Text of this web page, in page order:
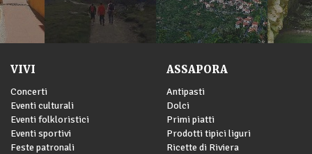
VIVI
Concerti
Eventi culturali
Eventi folkloristici
Eventi sportivi
Feste patronali
ASSAPORA
Antipasti
Dolci
Primi piatti
Prodotti tipici liguri
Ricette di Riviera